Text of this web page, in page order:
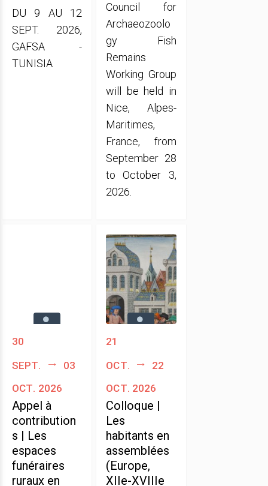
DU 9 AU 12
SEPT. 2026,
GAFSA -
TUNISIA
Council for
Archaeozoolo
gy Fish
Remains
Working Group
will be held in
Nice, Alpes-
Maritimes,
France, from
September 28
to October 3,
2026.
30
sept.
03
oct. 2026
Appel à
contribution
s | Les
espaces
funéraires
ruraux en
21
oct.
22
oct. 2026
Colloque |
Les
habitants en
assemblées
(Europe,
XIIe-XVIIIe